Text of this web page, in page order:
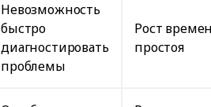
Невозможность
быстро
диагностировать
проблемы
Рост
простоя